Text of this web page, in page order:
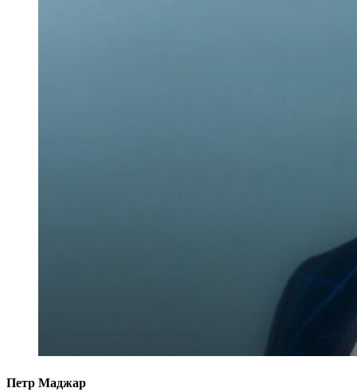
Петр Маджар